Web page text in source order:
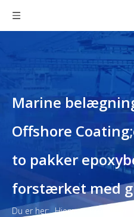
Marine
Offshore
to pakker
forstærket med
Du er her: Hjem » Produkter